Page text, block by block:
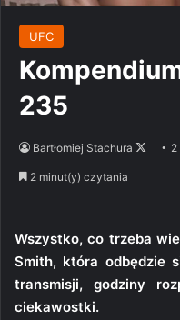
UFC
235
Bartłomiej Stachura
Follow
2
2 minut(y) czytania
Wszystko, co trzeba
Smith, która odbędzie
transmisji, godziny
ciekawostki.